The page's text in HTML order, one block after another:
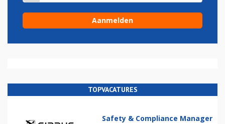
TOPVACATURES
Safety & Compliance Manager